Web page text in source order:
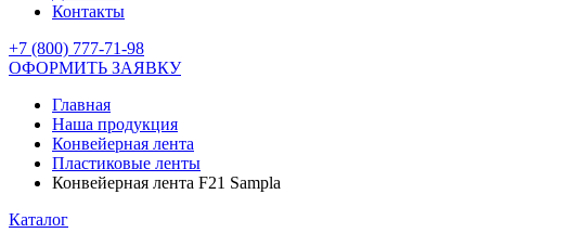
Контакты
+7 (800) 777-71-98
ОФОРМИТЬ ЗАЯВКУ
Главная
Наша продукция
Конвейерная лента
Пластиковые ленты
Конвейерная лента F21 Sampla
Каталог